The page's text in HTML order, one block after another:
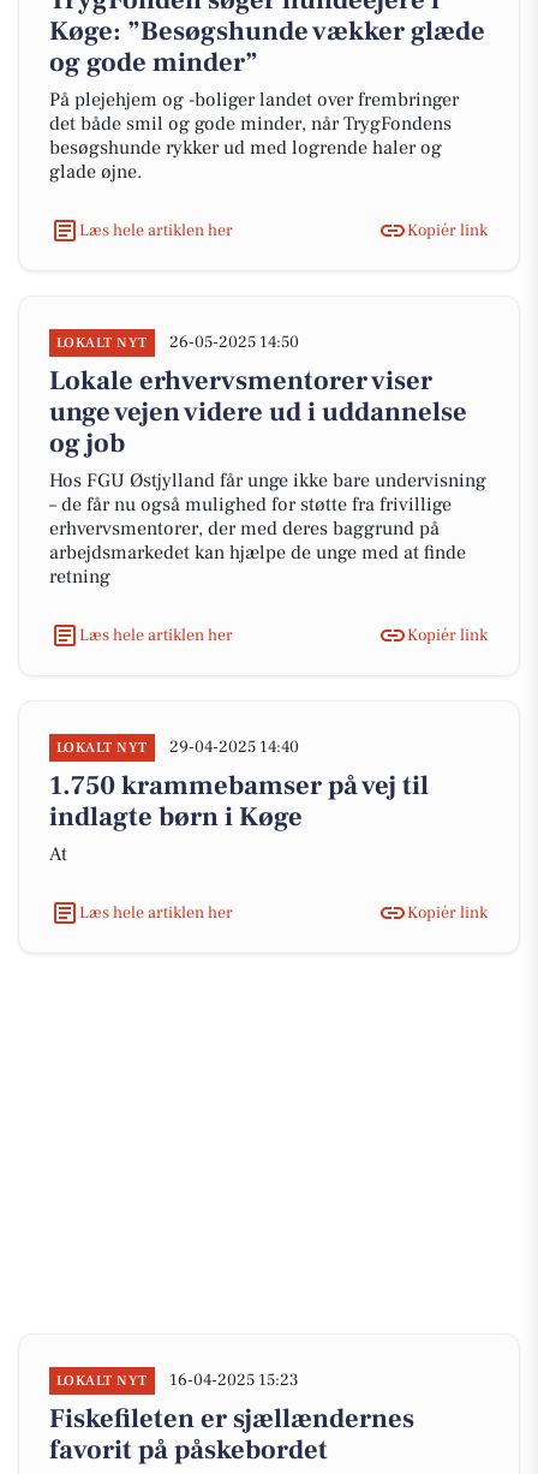
Køge: ”Besøgshunde vækker glæde
og gode minder”
På plejehjem og -boliger landet over frembringer
det både smil og gode minder, når TrygFondens
besøgshunde rykker ud med logrende haler og
glade øjne.
Læs hele artiklen her Kopiér link
LOKALT NYT 26-05-2025 14:50
Lokale erhvervsmentorer viser
unge vejen videre ud i uddannelse
og job
Hos FGU Østjylland får unge ikke bare undervisning
– de får nu også mulighed for støtte fra frivillige
erhvervsmentorer, der med deres baggrund på
arbejdsmarkedet kan hjælpe de unge med at finde
retning
Læs hele artiklen her Kopiér link
LOKALT NYT 29-04-2025 14:40
1.750 krammebamser på vej til
indlagte børn i Køge
At
Læs hele artiklen her Kopiér link
LOKALT NYT 16-04-2025 15:23
Fiskefileten er sjællændernes
favorit på påskebordet